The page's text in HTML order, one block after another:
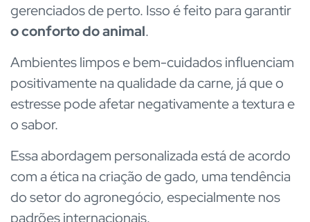
gerenciados de perto. Isso é feito para garantir
o conforto do animal.
Ambientes limpos e bem-cuidados influenciam
positivamente na qualidade da carne, já que o
estresse pode afetar negativamente a textura e
o sabor.
Essa abordagem personalizada está de acordo
com a ética na criação de gado, uma tendência
do setor do agronegócio, especialmente nos
padrões internacionais.